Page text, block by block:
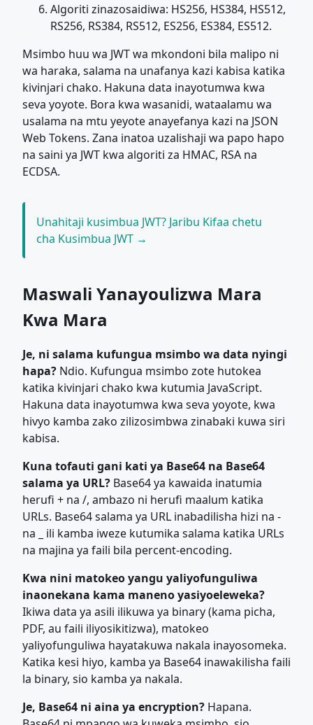
Algoriti zinazosaidiwa: HS256, HS384, HS512,
RS256, RS384, RS512, ES256, ES384, ES512.
Msimbo huu wa JWT wa mkondoni bila malipo ni
wa haraka, salama na unafanya kazi kabisa katika
kivinjari chako. Hakuna data inayotumwa kwa
seva yoyote. Bora kwa wasanidi, wataalamu wa
usalama na mtu yeyote anayefanya kazi na JSON
Web Tokens. Zana inatoa uzalishaji wa papo hapo
na saini ya JWT kwa algoriti za HMAC, RSA na
ECDSA.
Unahitaji kusimbua JWT? Jaribu Kifaa chetu
cha Kusimbua JWT →
Maswali Yanayoulizwa Mara
Kwa Mara
Je, ni salama kufungua msimbo wa data nyingi
hapa? Ndio. Kufungua msimbo zote hutokea
katika kivinjari chako kwa kutumia JavaScript.
Hakuna data inayotumwa kwa seva yoyote, kwa
hivyo kamba zako zilizosimbwa zinabaki kuwa siri
kabisa.
Kuna tofauti gani kati ya Base64 na Base64
salama ya URL? Base64 ya kawaida inatumia
herufi + na /, ambazo ni herufi maalum katika
URLs. Base64 salama ya URL inabadilisha hizi na -
na _ ili kamba iweze kutumika salama katika URLs
na majina ya faili bila percent-encoding.
Kwa nini matokeo yangu yaliyofunguliwa
inaonekana kama maneno yasiyoeleweka?
Ikiwa data ya asili ilikuwa ya binary (kama picha,
PDF, au faili iliyosikitizwa), matokeo
yaliyofunguliwa hayatakuwa nakala inayosomeka.
Katika kesi hiyo, kamba ya Base64 inawakilisha faili
la binary, sio kamba ya nakala.
Je, Base64 ni aina ya encryption? Hapana.